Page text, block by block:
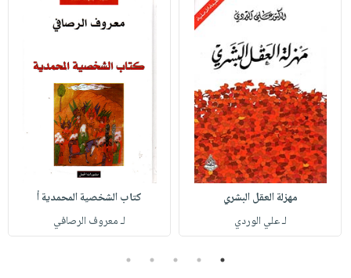
مهزلة العقل البشري
لـ علي الوردي
كتاب الشخصية المحمدية أ
لـ معروف الرصافي
1
2
3
4
5